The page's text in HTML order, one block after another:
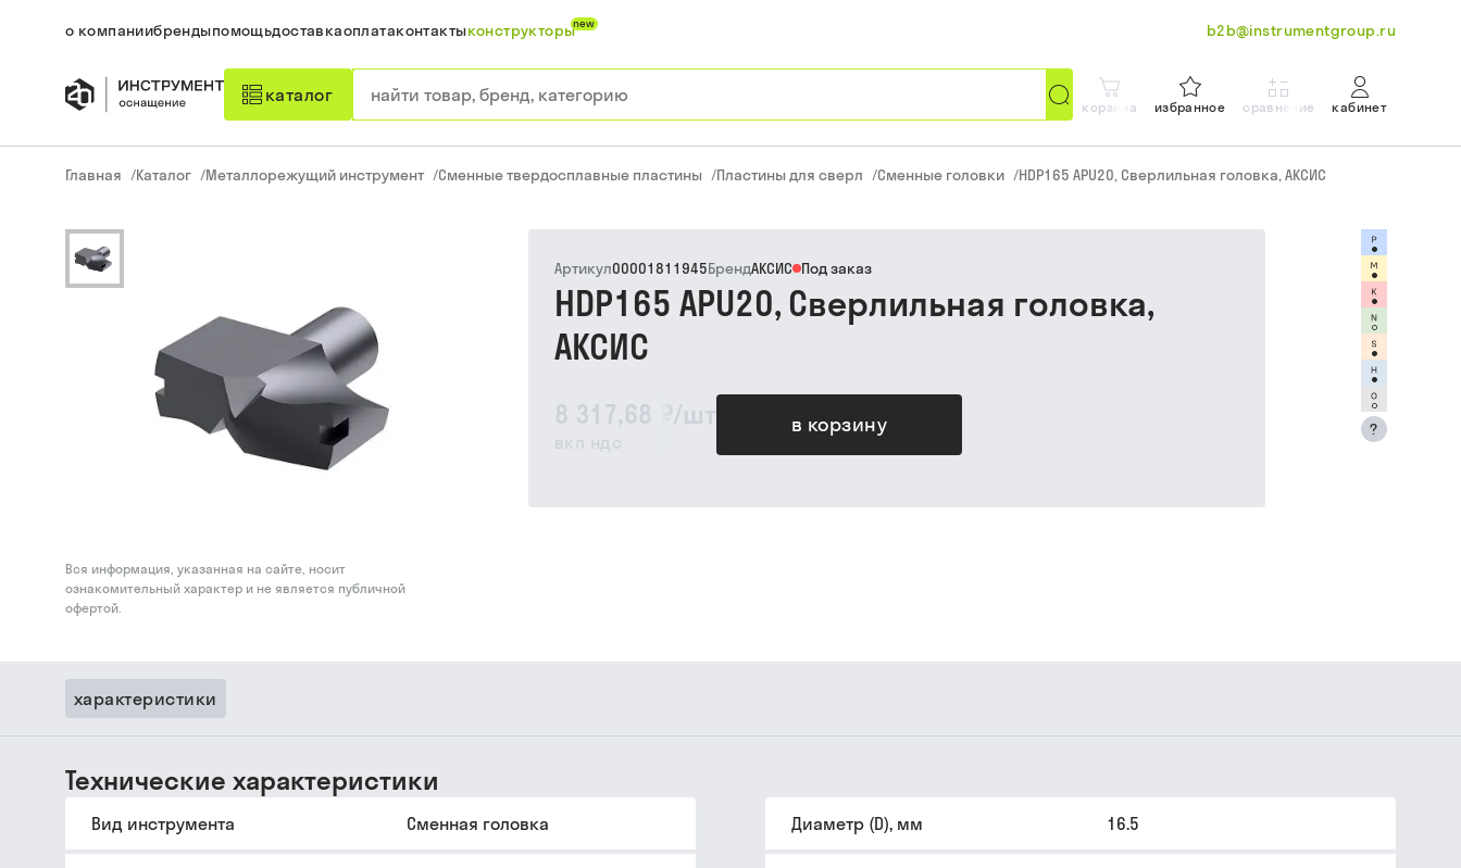
о компаниибрендыпомощьдоставкаоплатаконтактыконструкторыnew b2b@instrumentgroup.ru
каталог
корзина избранное сравнение кабинет
Главная /Каталог /Металлорежущий инструмент /Сменные твердосплавные пластины /Пластины для сверл /Сменные головки /HDP165 APU20, Сверлильная головка, АКСИС
Вся информация, указанная на сайте, носит
ознакомительный характер и не является публичной
офертой.
8 317,68 ₽ /шт
вкл ндс
в корзину
Артикул00001811945БрендАКСИС Под заказ
HDP165 APU20, Сверлильная головка,
АКСИС
?
характеристики
Технические характеристики
Вид инструмента Сменная головка Диаметр (D), мм 16.5